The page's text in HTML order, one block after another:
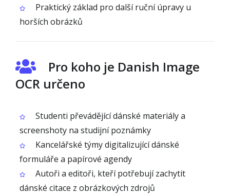
Praktický základ pro další ruční úpravy u
horších obrázků
Pro koho je Danish Image
OCR určeno
Studenti převádějící dánské materiály a
screenshoty na studijní poznámky
Kancelářské týmy digitalizující dánské
formuláře a papírové agendy
Autoři a editoři, kteří potřebují zachytit
dánské citace z obrázkových zdrojů